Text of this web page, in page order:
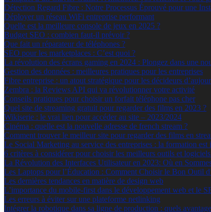
Détection Regard Fibre : Notre Processus Éprouvé pour une
Déployer un réseau WiFi entreprise performant
Quelle est la meilleure console de jeux en 2025 ?
Budget SEO : combien faut-il prévoir ?
Que fait un réparateur de téléphones ?
SEO pour les marketplaces : C’est quoi ?
La révolution des écrans gaming en 2024 : Plongez dans une
Gestion des données : meilleures pratiques pour les entreprises
Fibre entreprise : un atout stratégique pour les décideurs
Zembra : la Reviews API qui va révolutionner votre activité
Conseils pratiques pour choisir un forfait téléphone pas cher
Quel site de streaming gratuit pour regarder des films en 2023 ?
Wikiserie : le vrai lien pour accéder au site – 2023/2024
Cinéma : quelle est la nouvelle adresse de french stream ?
Comment trouver le meilleur site pour regarder des films en
Le Social Marketing au service des entreprises : la formation est
6 critères à considérer pour choisir les meilleurs outils et
La Révolution des Interfaces Utilisateur en 2023: Où en
Les Laptops pour l’Éducation : Comment Choisir le Bon Outil
Les dernières tendances en matière de design web
L’importance du mobile-first dans le développement web et le
Les erreurs à éviter sur une plateforme netlinking
Intégrer la robotique dans sa ligne de production : quels